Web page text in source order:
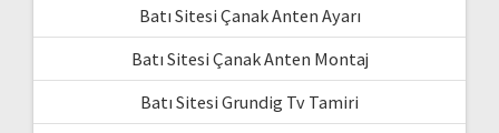
Batı Sitesi Çanak Anten Ayarı
Batı Sitesi Çanak Anten Montaj
Batı Sitesi Grundig Tv Tamiri